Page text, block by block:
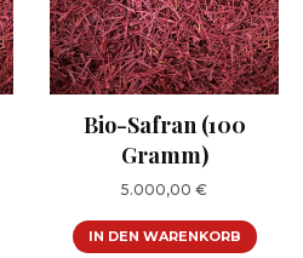
Bio-Safran (100
Gramm)
5.000,00 €
IN DEN WARENKORB